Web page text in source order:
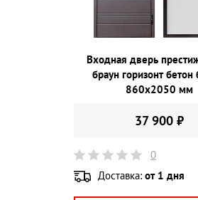
Входная дверь
браун горизонт
860х2050 мм
37 900 ₽
0
Доставка: от 1 дня